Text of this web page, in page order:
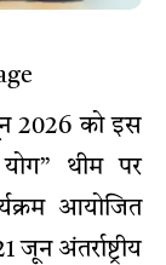
2026 को इस
थीम पर
आयोजित
जून अंतर्राष्ट्रीय